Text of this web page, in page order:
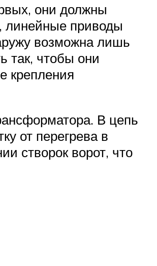
они должны
линейные приводы
возможна лишь
так, чтобы они
крепления
В цепь
от перегрева в
створок ворот, что